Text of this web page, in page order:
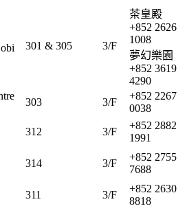
301 & 305 3/F
茶皇殿
+852 2626
1008
夢幻樂園
+852 3619
4290
303 3/F
+852 2267
0038
312 3/F
+852 2882
1991
314 3/F
+852 2755
7688
311 3/F
+852 2630
8818